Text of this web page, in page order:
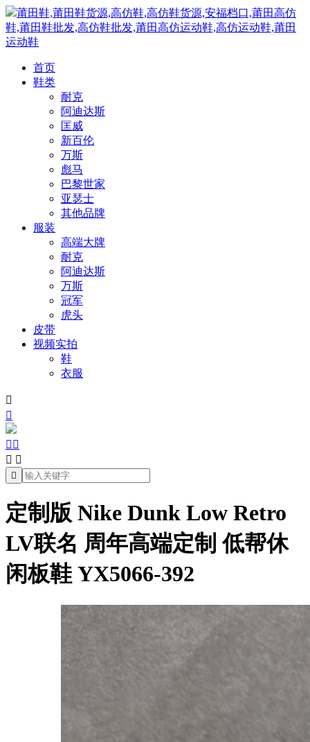
莆田鞋,莆田鞋货源,高仿鞋,高仿鞋货源,安福档口,莆田高仿
鞋,莆田鞋批发,高仿鞋批发,莆田高仿运动鞋,高仿运动鞋,莆田
运动鞋
首页
鞋类
耐克
阿迪达斯
匡威
新百伦
万斯
彪马
巴黎世家
亚瑟士
其他品牌
服装
高端大牌
耐克
阿迪达斯
万斯
冠军
虎头
皮带
视频实拍
鞋
衣服


 
 

定制版 Nike Dunk Low Retro
LV联名 周年高端定制 低帮休
闲板鞋 YX5066-392